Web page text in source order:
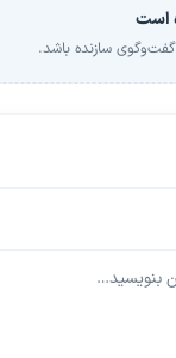
است
سازنده باشد.